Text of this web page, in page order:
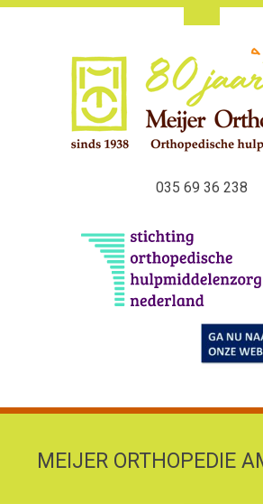
035 69 36 238
MEIJER ORTHOPEDIE